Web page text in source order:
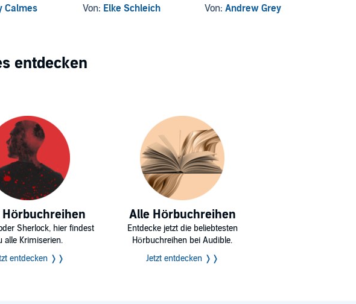
Calmes
Von: Elke Schleich
Von:Andrew Grey
entdecken
Hörbuchreihen
Sherlock, hier findest
alle Krimiserien.
entdecken ❭❭
Alle Hörbuchreihen
Entdecke jetzt die beliebtesten
Hörbuchreihen bei Audible.
Jetzt entdecken ❭❭